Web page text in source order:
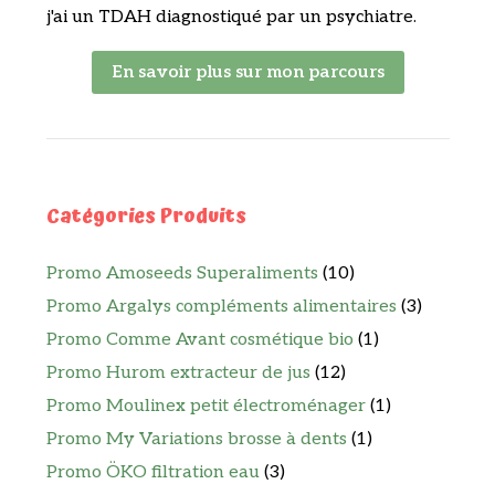
j'ai un TDAH diagnostiqué par un psychiatre.
En savoir plus sur mon parcours
Catégories Produits
Promo Amoseeds Superaliments (10)
Promo Argalys compléments alimentaires (3)
Promo Comme Avant cosmétique bio (1)
Promo Hurom extracteur de jus (12)
Promo Moulinex petit électroménager (1)
Promo My Variations brosse à dents (1)
Promo ÖKO filtration eau (3)